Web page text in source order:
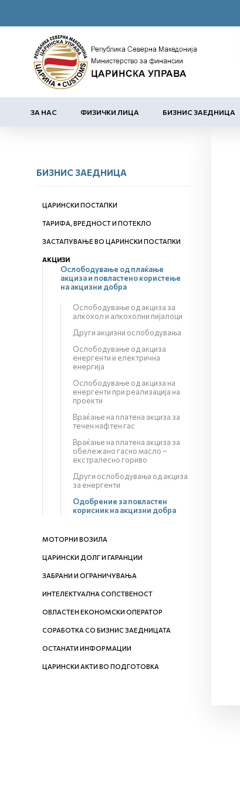
ЗА НАС ФИЗИЧКИ ЛИЦА БИЗНИС ЗАЕДНИЦА
БИЗНИС ЗАЕДНИЦА
ЦАРИНСКИ ПОСТАПКИ
ТАРИФА, ВРЕДНОСТ И ПОТЕКЛО
ЗАСТАПУВАЊЕ ВО ЦАРИНСКИ ПОСТАПКИ
АКЦИЗИ
Ослободување од плаќање
акциза и повластено користење
на акцизни добра
Ослободување од акциза за
алкохол и алкохолни пијалоци
Други акцизни ослободувања
Ослободување од акциза
енергенти и електрична
енергија
Ослободување од акциза на
енергенти при реализација на
проекти
Враќање на платена акциза за
течен нафтен гас
Враќање на платена акциза за
обележано гасно масло –
екстралесно гориво
Други ослободувања од акциза
за енергенти
Одобрение за повластен
корисник на акцизни добра
МОТОРНИ ВОЗИЛА
ЦАРИНСКИ ДОЛГ И ГАРАНЦИИ
ЗАБРАНИ И ОГРАНИЧУВАЊА
ИНТЕЛЕКТУАЛНА СОПСТВЕНОСТ
ОВЛАСТЕН ЕКОНОМСКИ ОПЕРАТОР
СОРАБОТКА СО БИЗНИС ЗАЕДНИЦАТА
ОСТАНАТИ ИНФОРМАЦИИ
ЦАРИНСКИ АКТИ ВО ПОДГОТОВКА